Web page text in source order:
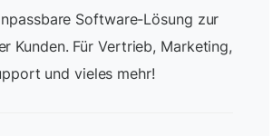
Software-Lösung zur
Kunden. Für Vertrieb, Marketing,
und vieles mehr!